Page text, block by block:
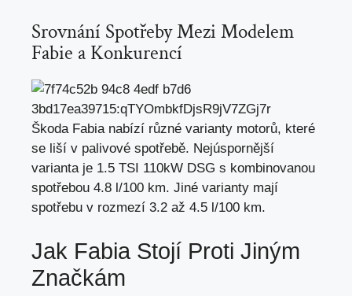
Srovnání Spotřeby Mezi Modelem
Fabie a Konkurencí
Škoda Fabia nabízí různé varianty motorů, které
se liší v palivové spotřebě. Nejúspornější
varianta je 1.5 TSI 110kW DSG s kombinovanou
spotřebou 4.8 l/100 km. Jiné varianty mají
spotřebu v rozmezí 3.2 až 4.5 l/100 km.
Jak Fabia Stojí Proti Jiným
Značkám